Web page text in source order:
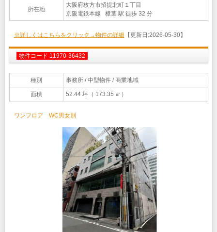
所在地
大阪府枚方市招提北町１丁目
京阪電鉄本線 樟葉 駅 徒歩 32 分
※詳しくはこちらをクリック→物件の詳細 【更新日:2026-05-30】
物件コード 11970-36432
種別 事務所 / 中型物件 / 商業地域
面積 52.44 坪（ 173.35 ㎡）
ワンフロア WC男女別